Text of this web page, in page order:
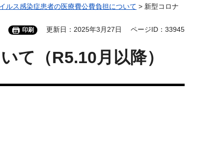
ルス感染症患者の医療費公費負担について > 新型コロナ
印刷 更新日：2025年3月27日 ページID：33945
て（R5.10月以降）